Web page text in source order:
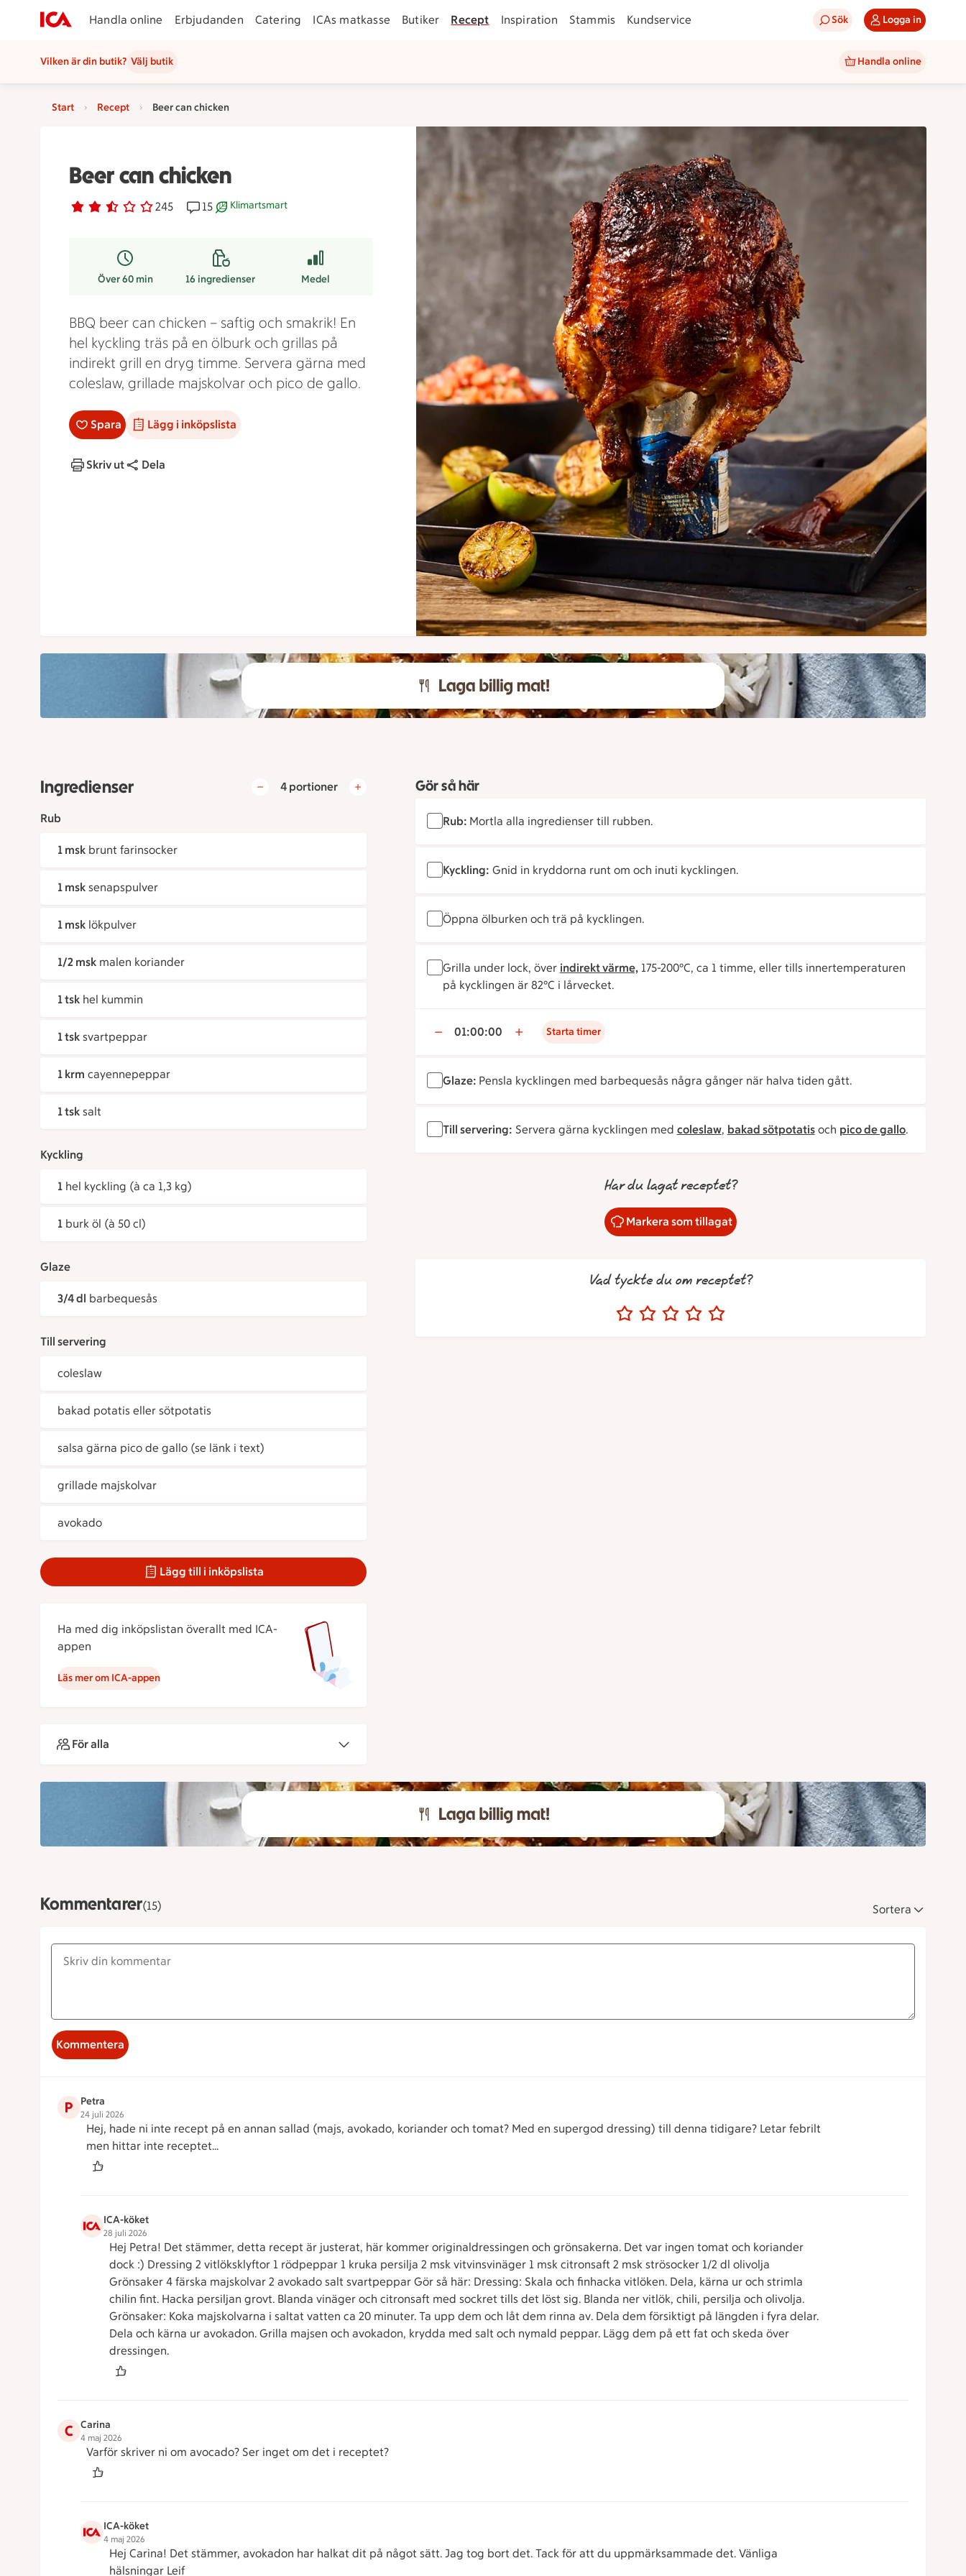
Handla online Erbjudanden Catering ICAs matkasse Butiker Recept Inspiration Stammis Kundservice Sök Logga in
Vilken är din butik? Välj butik Handla online
Start Recept Beer can chicken
Beer can chicken
Betyg 2.6 av 5. 245
245 personer har röstatReceptet har 15 kommentarer
15 Receptet är ett klimartsmart val.
Klimartsmart
Över 60 min 16ingredienser Medel
BBQ beer can chicken – saftig och smakrik! En
hel kyckling träs på en ölburk och grillas på
indirekt grill en dryg timme. Servera gärna med
coleslaw, grillade majskolvar och pico de gallo.
Spara Lägg i inköpslista
Skriv ut Dela
Ingredienser 4 portioner
Rub
1 msk brunt farinsocker
1 msk senapspulver
1 msk lökpulver
1/2 msk malen koriander
1 tsk hel kummin
1 tsk svartpeppar
1 krm cayennepeppar
1 tsk salt
Kyckling
1 hel kyckling (à ca 1,3 kg)
1 burk öl (à 50 cl)
Glaze
3/4 dl barbequesås
Till servering
coleslaw
bakad potatis eller sötpotatis
salsa gärna pico de gallo (se länk i text)
grillade majskolvar
avokado
Lägg till i inköpslista
Ha med dig inköpslistan överallt med ICA-
appen
Läs mer om ICA-appen
För alla
Gör så här
Rub: Mortla alla ingredienser till rubben.
Kyckling: Gnid in kryddorna runt om och inuti kycklingen.
Öppna ölburken och trä på kycklingen.
Grilla under lock, över indirekt värme,175-200°C, ca 1 timme, eller tills innertemperaturen
på kycklingen är 82°C i lårvecket.
01:00:00 Starta timer
Glaze: Pensla kycklingen med barbequesås några gånger när halva tiden gått.
Till servering: Servera gärna kycklingen med coleslaw, bakad sötpotatisoch pico de gallo.
Har du lagat receptet?
Markera som tillagat
Vad tyckte du om receptet?
Kommentarer(15) Sortera
Kommentera
P Petra
24 juli 2026
Hej, hade ni inte recept på en annan sallad (majs, avokado, koriander och tomat? Med en supergod dressing) till denna tidigare? Letar febrilt
men hittar inte receptet…
ICA-köket
28 juli 2026
Hej Petra! Det stämmer, detta recept är justerat, här kommer originaldressingen och grönsakerna. Det var ingen tomat och koriander
dock :) Dressing 2 vitlöksklyftor 1 rödpeppar 1 kruka persilja 2 msk vitvinsvinäger 1 msk citronsaft 2 msk strösocker 1/2 dl olivolja
Grönsaker 4 färska majskolvar 2 avokado salt svartpeppar Gör så här: Dressing: Skala och finhacka vitlöken. Dela, kärna ur och strimla
chilin fint. Hacka persiljan grovt. Blanda vinäger och citronsaft med sockret tills det löst sig. Blanda ner vitlök, chili, persilja och olivolja.
Grönsaker: Koka majskolvarna i saltat vatten ca 20 minuter. Ta upp dem och låt dem rinna av. Dela dem försiktigt på längden i fyra delar.
Dela och kärna ur avokadon. Grilla majsen och avokadon, krydda med salt och nymald peppar. Lägg dem på ett fat och skeda över
dressingen.
C Carina
4 maj 2026
Varför skriver ni om avocado? Ser inget om det i receptet?
ICA-köket
4 maj 2026
Hej Carina! Det stämmer, avokadon har halkat dit på något sätt. Jag tog bort det. Tack för att du uppmärksammade det. Vänliga
hälsningar Leif